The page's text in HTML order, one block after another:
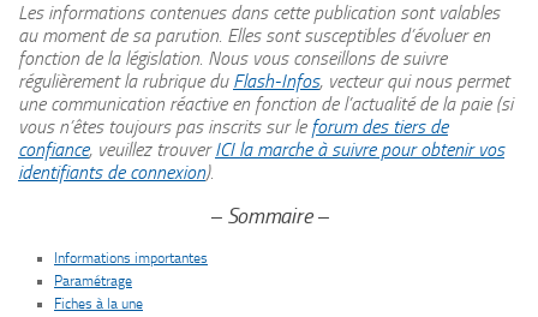
Les informations contenues dans cette publication sont valables
au moment de sa parution. Elles sont susceptibles d’évoluer en
fonction de la législation. Nous vous conseillons de suivre
régulièrement la rubrique du Flash-Infos, vecteur qui nous permet
une communication réactive en fonction de l’actualité de la paie (si
vous n’êtes toujours pas inscrits sur le forum des tiers de
confiance, veuillez trouverICI la marche à suivre pour obtenir vos
identifiants de connexion).
– Sommaire –
Informations importantes
Paramétrage
Fiches à la une